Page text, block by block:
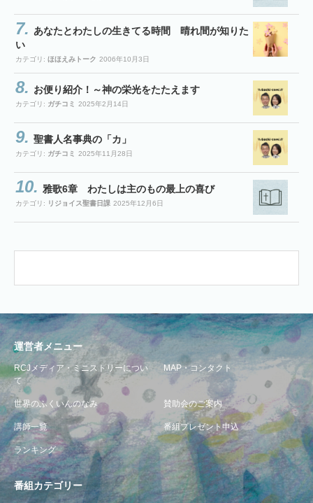
あなたとわたしの生きてる時間 晴れ間が知りた
い
カテゴリ: ほほえみトーク 2006年10月3日
お便り紹介！～神の栄光をたたえます
カテゴリ: ガチコミ 2025年2月14日
聖書人名事典の「カ」
カテゴリ: ガチコミ 2025年11月28日
雅歌6章 わたしは主のもの最上の喜び
カテゴリ: リジョイス聖書日課 2025年12月6日
運営者メニュー
RCJメディア・ミニストリーについ
て
MAP・コンタクト
世界のふくいんのなみ 賛助会のご案内
講師一覧 番組プレゼント申込
ランキング
番組カテゴリー